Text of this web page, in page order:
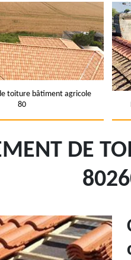
toiture bâtiment agricole
80
DE